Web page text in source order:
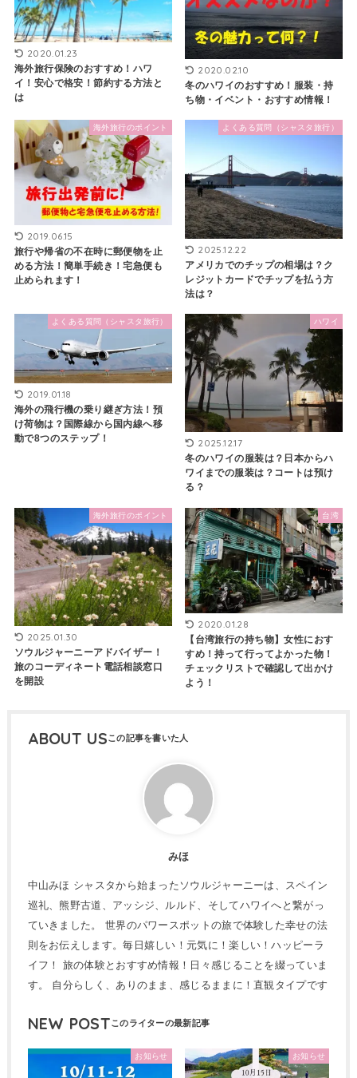
2020.01.23
海外旅行保険のおすすめ！ハワ
イ！安心で格安！節約する方法と
は
2020.02.10
冬のハワイのおすすめ！服装・持
ち物・イベント・おすすめ情報！
海外旅行のポイント
2019.06.15
旅行や帰省の不在時に郵便物を止
める方法！簡単手続き！宅急便も
止められます！
よくある質問（シャスタ旅行）
2025.12.22
アメリカでのチップの相場は？ク
レジットカードでチップを払う方
法は？
よくある質問（シャスタ旅行）
2019.01.18
海外の飛行機の乗り継ぎ方法！預
け荷物は？国際線から国内線へ移
動で8つのステップ！
ハワイ
2025.12.17
冬のハワイの服装は？日本からハ
ワイまでの服装は？コートは預け
る？
海外旅行のポイント
2025.01.30
ソウルジャーニーアドバイザー！
旅のコーディネート電話相談窓口
を開設
台湾
2020.01.28
【台湾旅行の持ち物】女性におす
すめ！持って行ってよかった物！
チェックリストで確認して出かけ
よう！
ABOUT US
みほ
中山みほ シャスタから始まったソウルジャーニーは、スペイン
巡礼、熊野古道、アッシジ、ルルド、そしてハワイへと繋がっ
ていきました。 世界のパワースポットの旅で体験した幸せの法
則をお伝えします。毎日嬉しい！元気に！楽しい！ハッピーラ
イフ！ 旅の体験とおすすめ情報！日々感じることを綴っていま
す。 自分らしく、ありのまま、感じるままに！直観タイプです
NEW POST
お知らせ お知らせ